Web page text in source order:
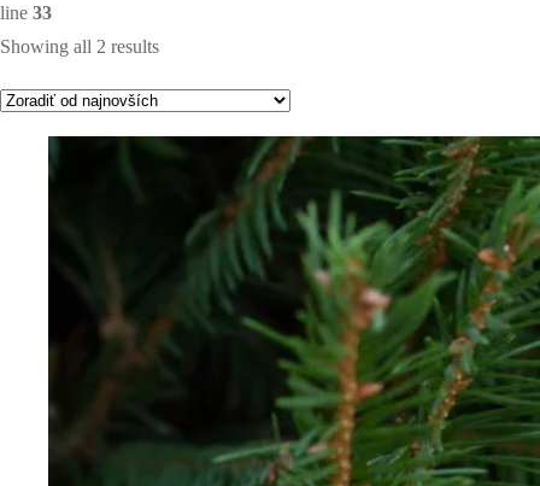
line 33
Showing all 2 results